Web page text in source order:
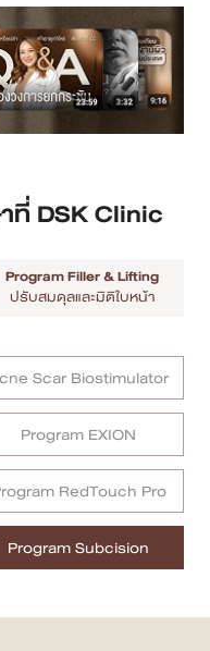
DSK Clinic
Program Filler & Lifting
ปรับสมดุลและมิติใบหน้า
Scar Biostimulator
Program EXION
RedTouch Pro
Program Subcision